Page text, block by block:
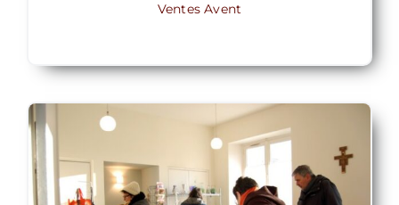
Ventes Avent